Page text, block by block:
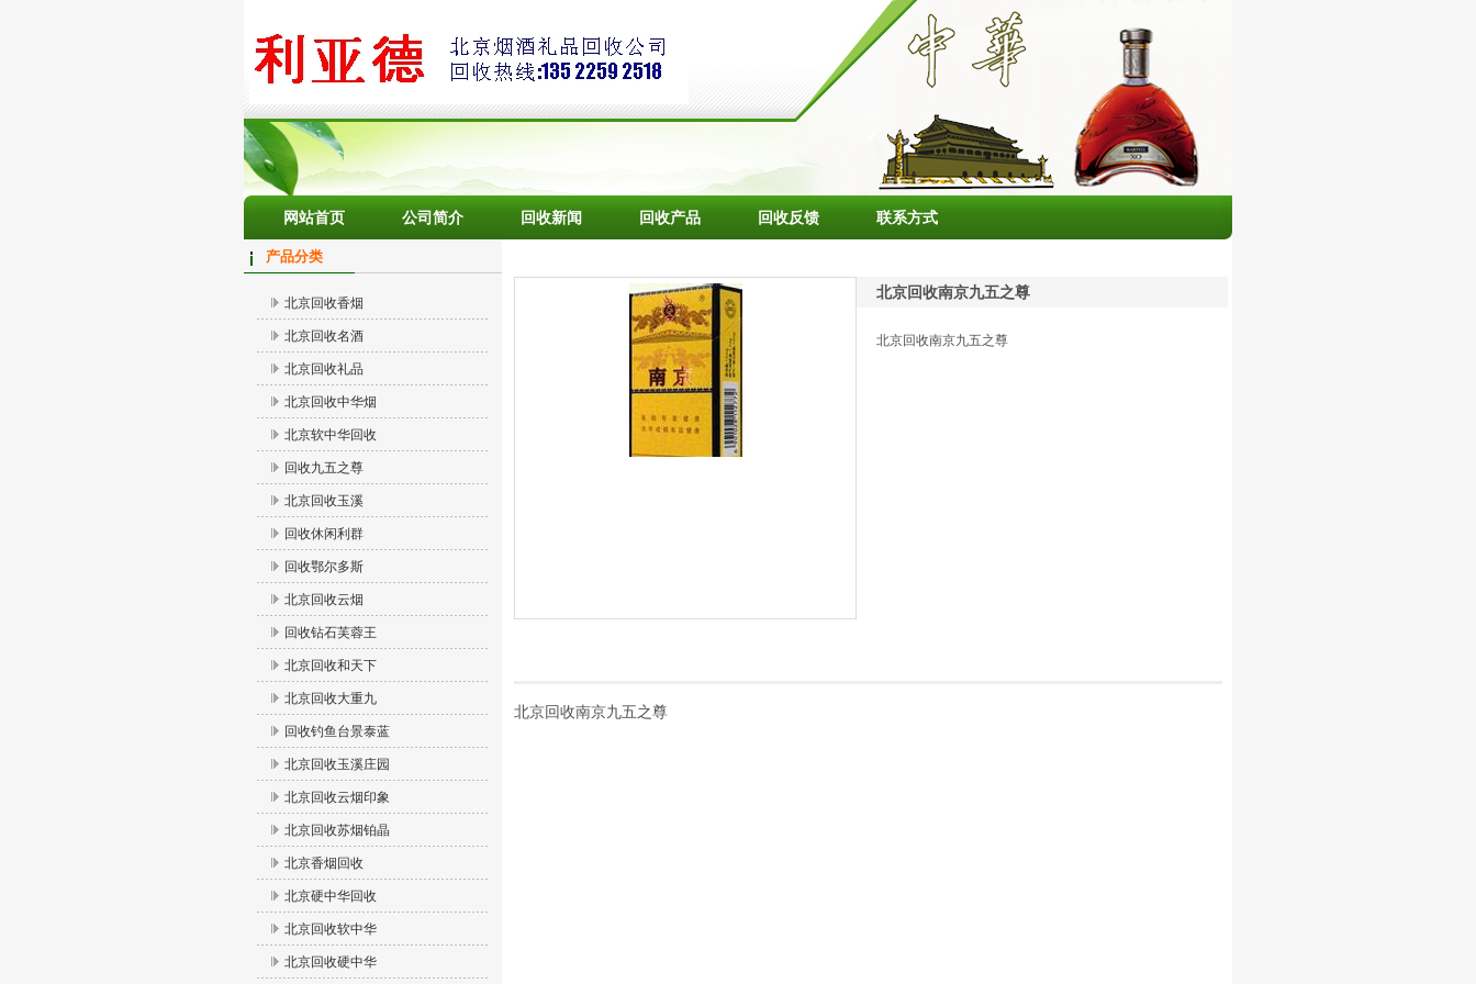
网站首页 公司简介 回收新闻 回收产品 回收反馈 联系方式
北京回收南京九五之尊
北京回收南京九五之尊
北京回收南京九五之尊
产品分类
北京回收香烟
北京回收名酒
北京回收礼品
北京回收中华烟
北京软中华回收
回收九五之尊
北京回收玉溪
回收休闲利群
回收鄂尔多斯
北京回收云烟
回收钻石芙蓉王
北京回收和天下
北京回收大重九
回收钓鱼台景泰蓝
北京回收玉溪庄园
北京回收云烟印象
北京回收苏烟铂晶
北京香烟回收
北京硬中华回收
北京回收软中华
北京回收硬中华